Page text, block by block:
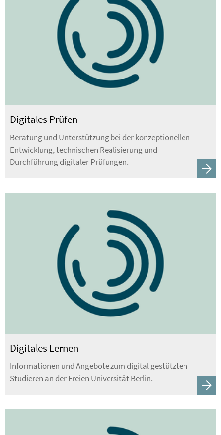
Digitales Prüfen
Beratung und Unterstützung bei der konzeptionellen
Entwicklung, technischen Realisierung und
Durchführung digitaler Prüfungen.
Digitales Lernen
Informationen und Angebote zum digital gestützten
Studieren an der Freien Universität Berlin.